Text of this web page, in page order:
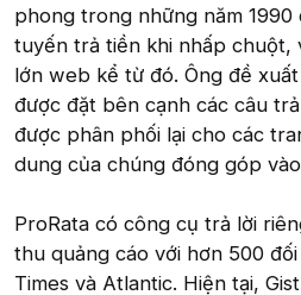
phong trong những năm
tuyến trả tiền khi nhấp chuột,
lớn web kể từ đó. Ông đề
được đặt bên cạnh các câu
được phân phối lại cho các
dung của chúng đóng góp
ProRata có công cụ trả lời
thu quảng cáo với hơn 500
Times và Atlantic. Hiện tại,